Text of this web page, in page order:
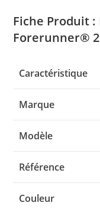
Fiche Produit :
Forerunner®
Caractéristique
Marque
Modèle
Référence
Couleur